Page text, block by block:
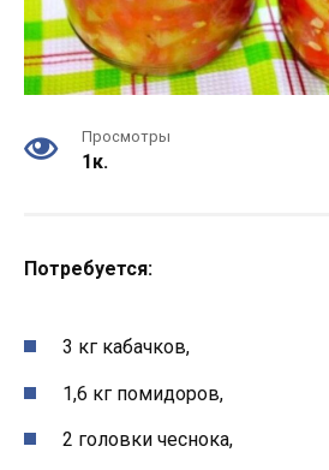
Просмотры
1к.
Потребуется:
3 кг кабачков,
1,6 кг помидоров,
2 головки чеснока,